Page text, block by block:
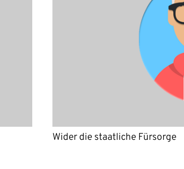
Wider die staatliche Fürsorge